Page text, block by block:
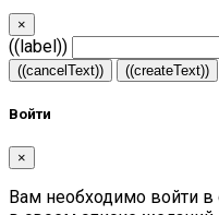
×
((label))
((cancelText)) ((createText))
Войти
×
Вам необходимо войти в